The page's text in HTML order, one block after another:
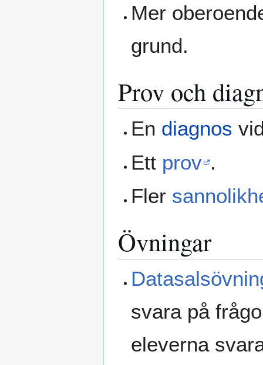
Mer
grund.
Prov och
En diagnos
Ett prov .
Fler
Övningar
svara på
eleverna